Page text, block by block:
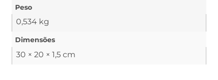
Peso
0,534 kg
Dimensões
30 × 20 × 1,5 cm